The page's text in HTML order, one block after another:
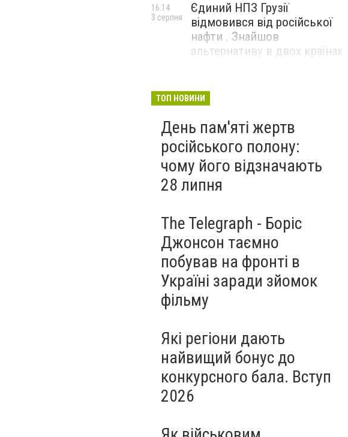
Єдиний НПЗ Грузії
відмовився від російської
нафти . Знайшов
альтернативу в двох країнах
16:14
3 серпня
ЗСУ на Wildberries . 200 млрд
рф
3 серпня
ТОП НОВИНИ
День пам'яті жертв
російського полону:
чому його відзначають
28 липня
The Telegraph - Боріс
Джонсон таємно
побував на фронті в
Україні заради зйомок
фільму
Які регіони дають
найвищий бонус до
конкурсного бала. Вступ
2026